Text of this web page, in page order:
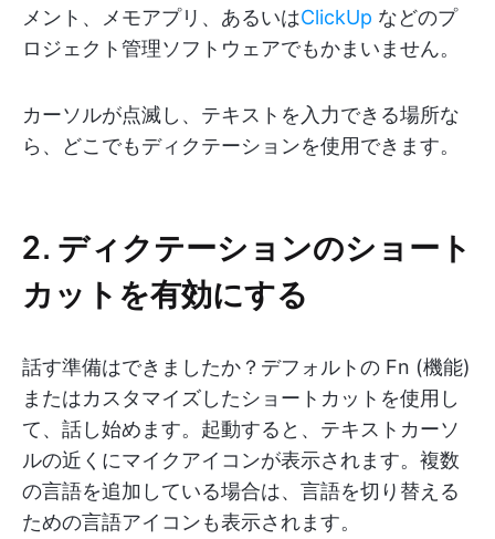
メント、メモアプリ、あるいはClickUp などのプ
ロジェクト管理ソフトウェアでもかまいません。
カーソルが点滅し、テキストを入力できる場所な
ら、どこでもディクテーションを使用できます。
2. ディクテーションのショート
カットを有効にする
話す準備はできましたか？デフォルトの Fn (機能)
またはカスタマイズしたショートカットを使用し
て、話し始めます。起動すると、テキストカーソ
ルの近くにマイクアイコンが表示されます。複数
の言語を追加している場合は、言語を切り替える
ための言語アイコンも表示されます。